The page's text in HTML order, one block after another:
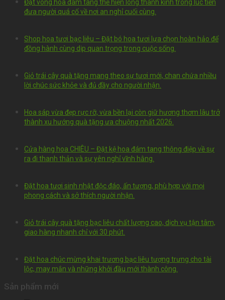
Đặt vòng hoa đám tang thể hiện lòng thành kính trong lúc tiễn
đưa người quá cố về nơi an nghỉ cuối cùng.
Shop hoa tươi bạc liêu – Đặt bó hoa tươi lựa chọn hoàn hảo để
đồng hành cùng dịp quan trọng trong cuộc sống.
Giỏ trái cây quà tặng mang theo sự tươi mới, chan chứa nhiều
lời chúc sức khỏe và đủ đầy cho người nhận.
Hoa sáp vừa đẹp rực rỡ, vừa bền lại còn giữ hương thơm lâu trở
thành xu hướng quà tặng ưa chuộng nhất 2026.
Cửa hàng hoa CHIÊU – Đặt kệ hoa đám tang thông điệp về sự
ra đi thanh thản và sự yên nghỉ vĩnh hằng.
Đặt hoa tươi sinh nhật độc đáo, ấn tượng, phù hợp với mọi
phong cách và sở thích người nhận.
Giỏ trái cây quà tặng bạc liêu chất lượng cao, dịch vụ tận tâm,
giao hàng nhanh chỉ với 30 phút.
Đặt hoa chúc mừng khai trương bạc liêu tượng trưng cho tài
lộc, may mắn và những khởi đầu mới thành công.
Sản phẩm mới